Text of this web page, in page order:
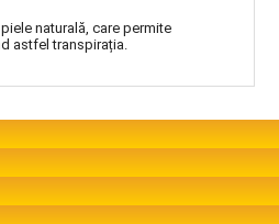
naturală, care permite
astfel transpirația.